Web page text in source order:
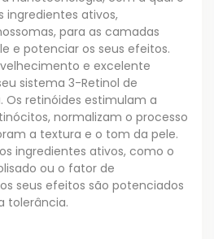
ingredientes ativos,
para as camadas
e potenciar os seus efeitos.
e excelente
sistema 3-Retinol de
retinóides estimulam a
normalizam o processo
a textura e o tom da pele.
ingredientes ativos, como o
ou o fator de
seus efeitos são potenciados
tolerância.